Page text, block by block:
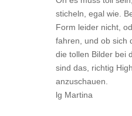
sticheln, egal wie.
Form leider nicht,
fahren, und ob sich
die tollen Bilder bei
sind das, richtig
anzuschauen.
lg Martina